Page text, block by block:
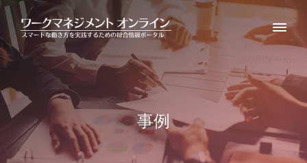
事例